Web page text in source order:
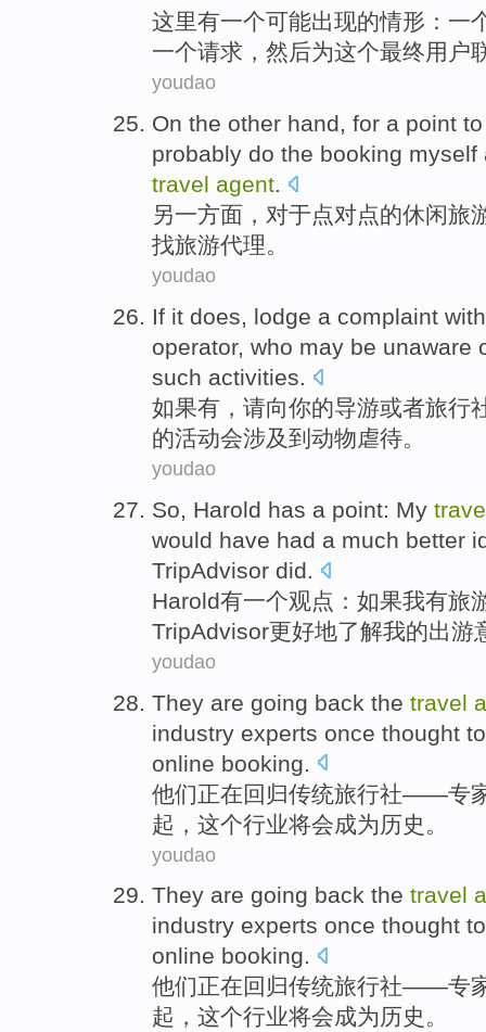
这里有一个可能出现的情形 ： 一
一个请求 ， 然后为这个最终用户
youdao
On the other hand, for a point to
probably do the booking myself
travel agent.
另一方面， 对于点对点的休闲旅
找旅游代理。
youdao
If it does, lodge a complaint
operator, who may be unaware
such activities.
如果有 ，请向你的导游或者旅行
的活动会涉及到动物虐待。
youdao
So, Harold has a point: My
would have had a much better
TripAdvisor did.
Harold有一个观点 ： 如果我有旅
TripAdvisor更好地了解我的出游
youdao
They are going back the travel
industry experts once thought
online booking
他们正在回归传统旅行社——专
起， 这个行业将会成为历史。
youdao
They are going back the travel
industry experts once thought
online booking.
他们正在回归传统旅行社——专
起， 这个行业将会成为历史。